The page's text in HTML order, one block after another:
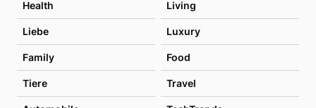
Health Living
Liebe Luxury
Family Food
Tiere Travel